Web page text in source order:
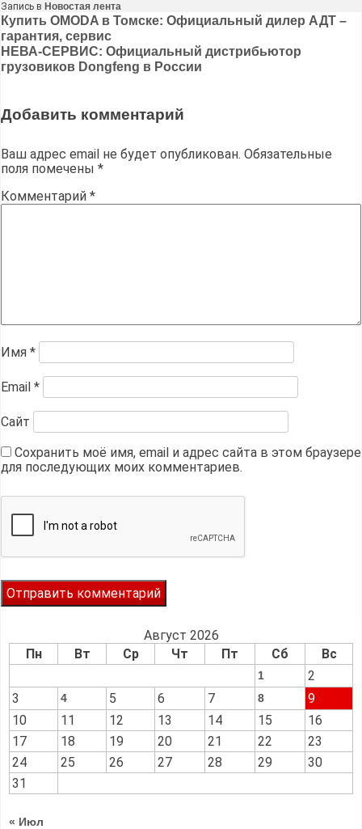
Запись в Новостая лента
Навигация
по
записям
Купить OMODA в Томске: Официальный дилер АДТ –
гарантия, сервис
НЕВА-СЕРВИС: Официальный дистрибьютор
грузовиков Dongfeng в России
Добавить комментарий
Ваш адрес email не будет опубликован. Обязательные
поля помечены *
Комментарий *
Имя *
Email *
Сайт
Сохранить моё имя, email и адрес сайта в этом браузере
для последующих моих комментариев.
Август 2026
Пн
Вт Ср Чт Пт Сб Вс
1
2
3
4 5 6 7 8
9
10
11 12 13 14 15
16
17
18 19 20 21 22
23
24
25 26 27 28 29
30
31
« Июл